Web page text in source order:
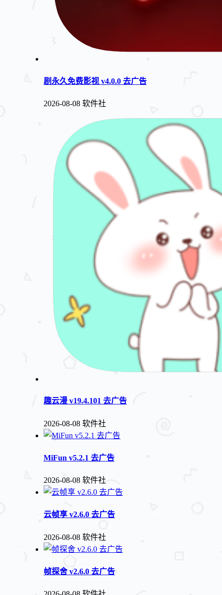
剧永久免费影视 v4.0.0 去广告
2026-08-08 软件社
趣云漫 v19.4.101 去广告
2026-08-08 软件社
MiFun v5.2.1 去广告
2026-08-08 软件社
云帧享 v2.6.0 去广告
2026-08-08 软件社
帧探舍 v2.6.0 去广告